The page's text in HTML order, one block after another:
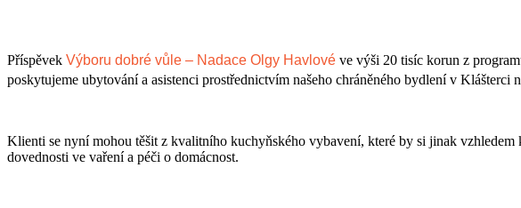
Příspěvek Výboru dobré vůle – Nadace Olgy Havlové ve výši 20 tisíc korun z
poskytujeme ubytování a asistenci prostřednictvím našeho chráněného bydlení v Klášterci
Klienti se nyní mohou těšit z kvalitního kuchyňského vybavení, které by si jinak
dovednosti ve vaření a péči o domácnost.